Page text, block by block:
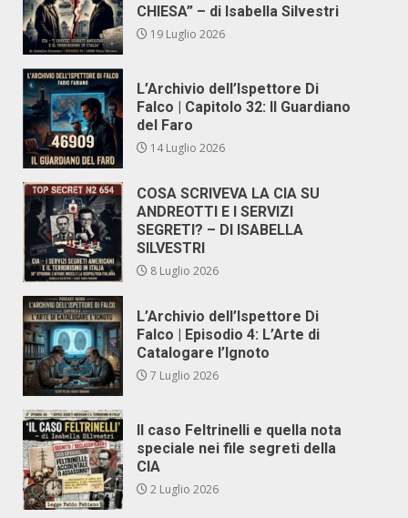
CHIESA” – di Isabella Silvestri
19 Luglio 2026
L’Archivio dell’Ispettore Di
Falco | Capitolo 32: Il Guardiano
del Faro
14 Luglio 2026
COSA SCRIVEVA LA CIA SU
ANDREOTTI E I SERVIZI
SEGRETI? – DI ISABELLA
SILVESTRI
8 Luglio 2026
L’Archivio dell’Ispettore Di
Falco | Episodio 4: L’Arte di
Catalogare l’Ignoto
7 Luglio 2026
Il caso Feltrinelli e quella nota
speciale nei file segreti della
CIA
2 Luglio 2026